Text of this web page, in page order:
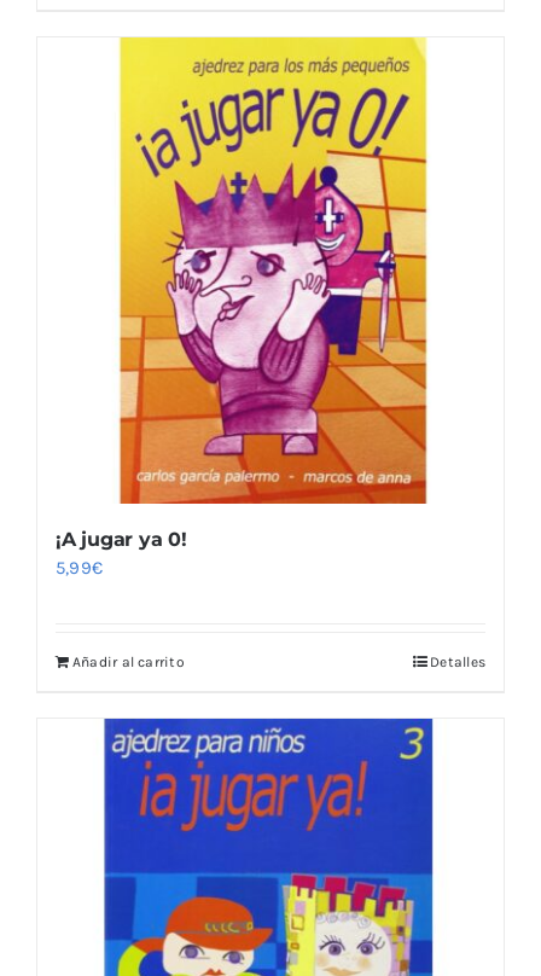
¡A jugar ya 0!
5,99€
Añadir al carrito Detalles